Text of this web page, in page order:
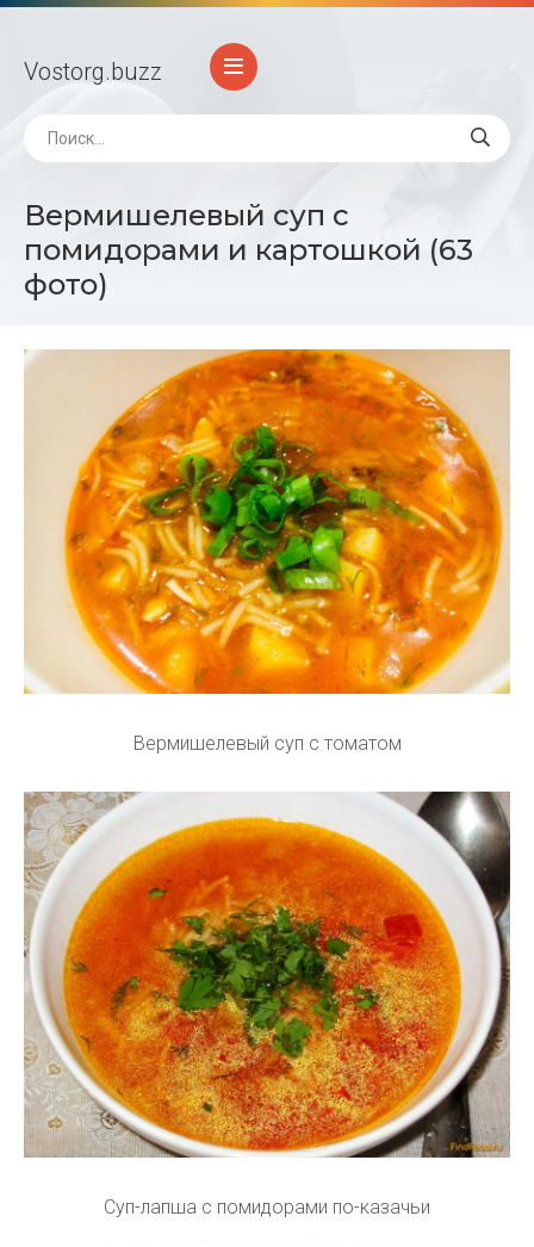
Vostorg.buzz
Вермишелевый суп с
помидорами и картошкой (63
фото)
Вермишелевый суп с томатом
Суп-лапша с помидорами по-казачьи